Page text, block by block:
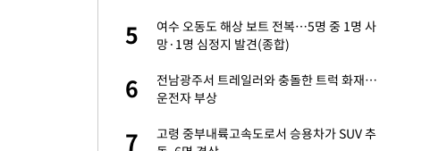
5
여수 오동도 해상 보트 전복…5명 중 1명 사
망·1명 심정지 발견(종합)
6
전남광주서 트레일러와 충돌한 트럭 화재…
운전자 부상
7
고령 중부내륙고속도로서 승용차가 SUV 추